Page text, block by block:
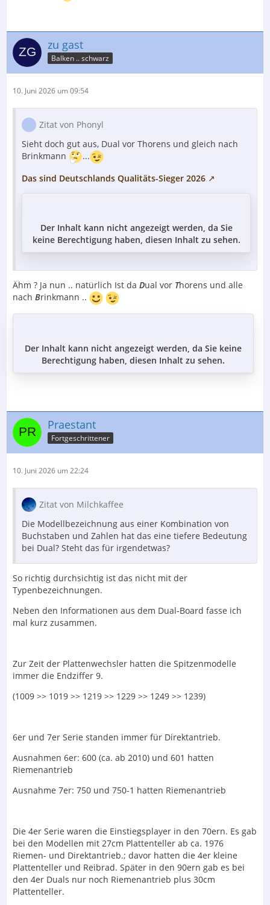
zu gast
Balken .. schwarz
10. Juni 2026 um 09:54
Zitat von Phonyl
Sieht doch gut aus, Dual vor Thorens und gleich nach
Brinkmann
...
Das sind Deutschlands Qualitäts-Sieger 2026
Der Inhalt kann nicht angezeigt werden, da Sie
keine Berechtigung haben, diesen Inhalt zu sehen.
Ähm ? Ja nun .. natürlich Ist da Dual vor Thorens und alle
nach Brinkmann ..
Der Inhalt kann nicht angezeigt werden, da Sie keine
Berechtigung haben, diesen Inhalt zu sehen.
Praestant
Fortgeschrittener
10. Juni 2026 um 22:24
Zitat von Milchkaffee
Die Modellbezeichnung aus einer Kombination von
Buchstaben und Zahlen hat das eine tiefere Bedeutung
bei Dual? Steht das für irgendetwas?
So richtig durchsichtig ist das nicht mit der
Typenbezeichnungen.
Neben den Informationen aus dem Dual-Board fasse ich
mal kurz zusammen.
Zur Zeit der Plattenwechsler hatten die Spitzenmodelle
immer die Endziffer 9.
(1009 >> 1019 >> 1219 >> 1229 >> 1249 >> 1239)
6er und 7er Serie standen immer für Direktantrieb.
Ausnahmen 6er: 600 (ca. ab 2010) und 601 hatten
Riemenantrieb
Ausnahme 7er: 750 und 750-1 hatten Riemenantrieb
Die 4er Serie waren die Einstiegsplayer in den 70ern. Es gab
bei den Modellen mit 27cm Plattenteller ab ca. 1976
Riemen- und Direktantrieb.; davor hatten die 4er kleine
Plattenteller und Reibrad. Später in den 90ern gab es bei
den 4er Duals nur noch Riemenantrieb plus 30cm
Plattenteller.